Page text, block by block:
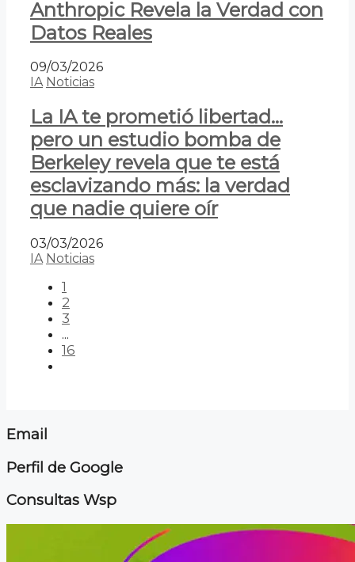
Anthropic Revela la Verdad con
Datos Reales
09/03/2026
IA Noticias
La IA te prometió libertad…
pero un estudio bomba de
Berkeley revela que te está
esclavizando más: la verdad
que nadie quiere oír
03/03/2026
IA Noticias
1
2
3
...
16
Email
Perfil de Google
Consultas Wsp